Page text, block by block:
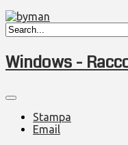
Windows -
Stampa
Email